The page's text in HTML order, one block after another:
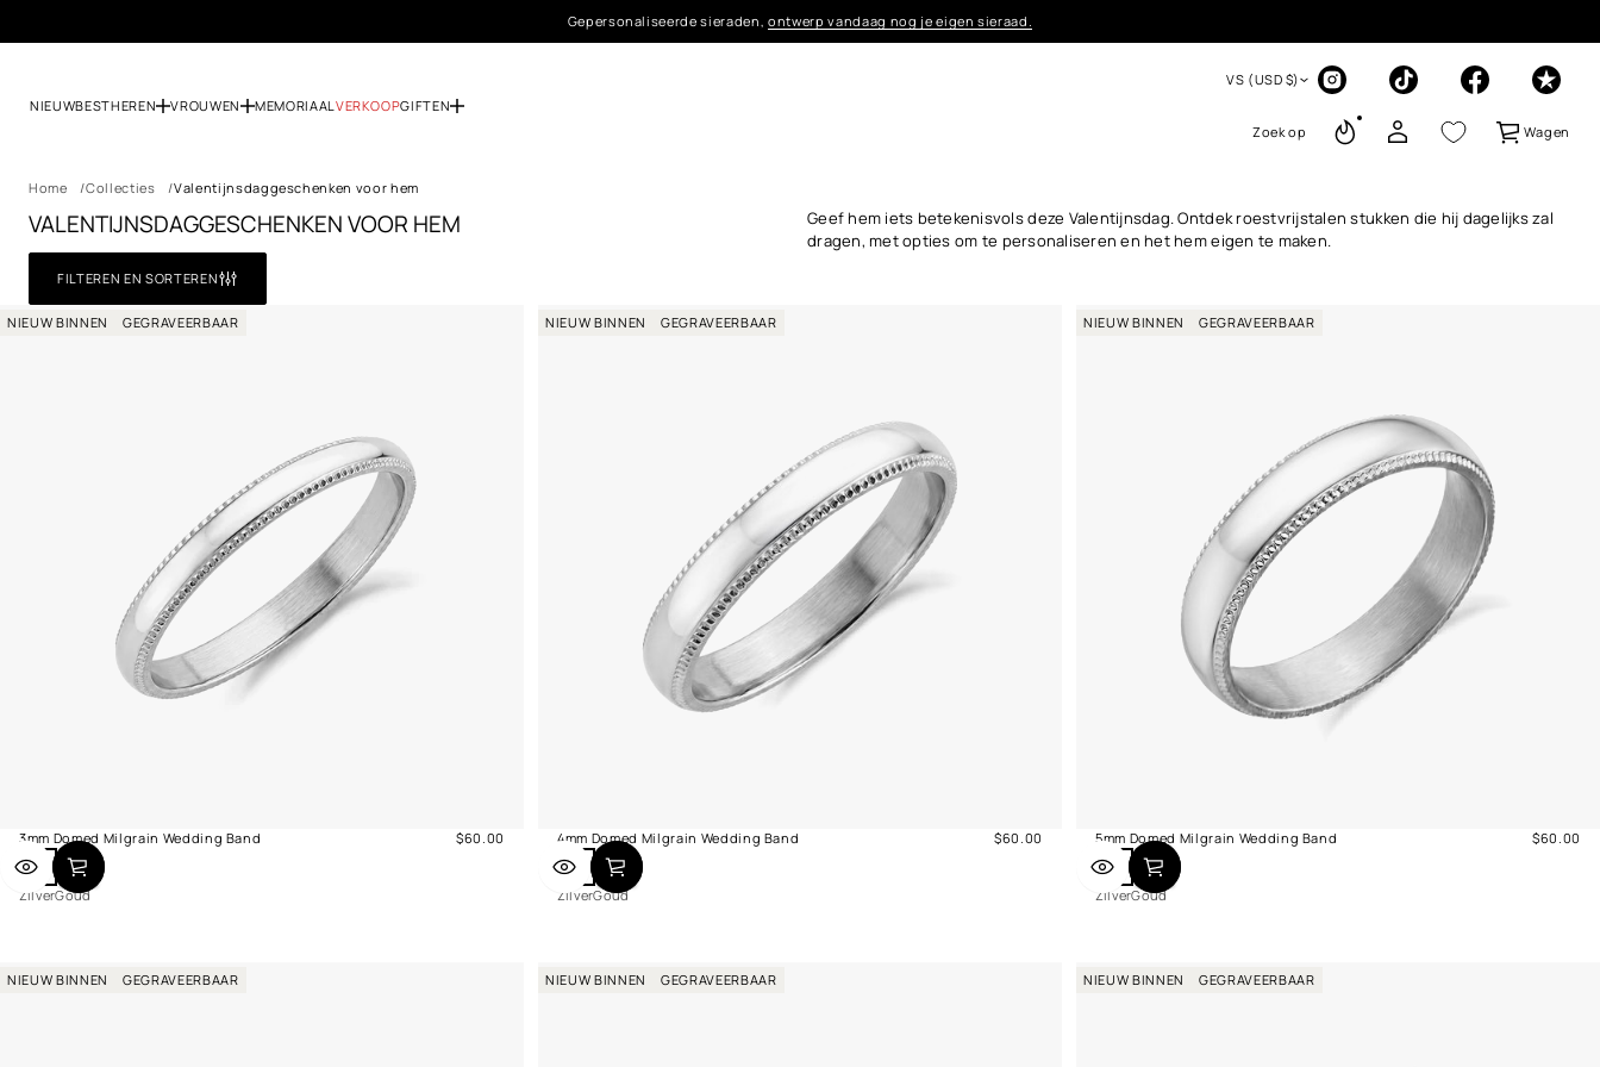
Gepersonaliseerde sieraden,ontwerp vandaag nog je eigen sieraad.
NIEUWBESTHEREN VROUWEN MEMORIAALVERKOOPGIFTEN
VS (USD $)
Zoek op Wagen
Home Collecties Valentijnsdaggeschenken voor hem
VALENTIJNSDAGGESCHENKEN VOOR HEM
Geef hem iets betekenisvols deze Valentijnsdag. Ontdek roestvrijstalen stukken die hij dagelijks zal
dragen, met opties om te personaliseren en het hem eigen te maken.
FILTEREN EN SORTEREN
NIEUW BINNEN GEGRAVEERBAAR
3mm Domed Milgrain Wedding Band
Normale
$60.00
Z
i
l
G
o
ZilverGoud
NIEUW BINNEN GEGRAVEERBAAR
4mm Domed Milgrain Wedding Band
Normale
$60.00
Z
i
l
G
o
ZilverGoud
NIEUW BINNEN GEGRAVEERBAAR
5mm Domed Milgrain Wedding Band
Normale
$60.00
Z
i
l
G
o
ZilverGoud
NIEUW BINNEN GEGRAVEERBAAR NIEUW BINNEN GEGRAVEERBAAR NIEUW BINNEN GEGRAVEERBAAR